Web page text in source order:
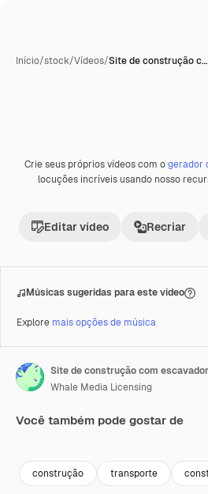
Início/stock/Vídeos/Site de construção c…
Premium
Crie seus próprios vídeos com ogerador
locuções incríveis usando nosso
Editar vídeo Recriar
Músicas sugeridas para este vídeo
Explore mais opções de música
Site de construção com
Whale Media Licensing
Você também pode gostar de
construção transporte